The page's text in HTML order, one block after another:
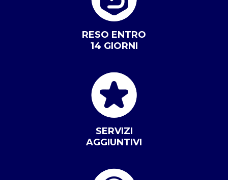
RESO ENTRO
14 GIORNI
SERVIZI
AGGIUNTIVI